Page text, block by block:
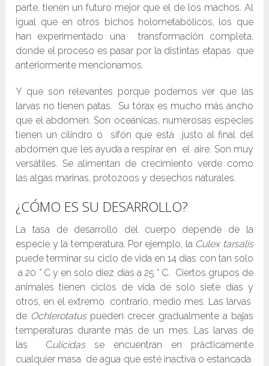
parte, tienen un futuro mejor que el de los machos. Al
igual que en otros bichos holometabólicos, los que
han experimentado una transformación completa,
donde el proceso es pasar por la distintas etapas que
anteriormente mencionamos.
Y que son relevantes porque podemos ver que las
larvas no tienen patas. Su tórax es mucho más ancho
que el abdomen. Son oceánicas, numerosas especies
tienen un cilindro o sifón que está justo al final del
abdomen que les ayuda a respirar en el aire. Son muy
versátiles. Se alimentan de crecimiento verde como
las algas marinas, protozoos y desechos naturales.
¿CÓMO ES SU DESARROLLO?
La tasa de desarrollo del cuerpo depende de la
especie y la temperatura. Por ejemplo, la Culex tarsalis
puede terminar su ciclo de vida en 14 días con tan solo
a 20 ° C y en solo diez días a 25 ° C. Ciertos grupos de
animales tienen ciclos de vida de solo siete días y
otros, en el extremo contrario, medio mes. Las larvas
de Ochlerotatuspueden crecer gradualmente a bajas
temperaturas durante más de un mes. Las larvas de
las Culícidasse encuentran en prácticamente
cualquier masa de agua que esté inactiva o estancada